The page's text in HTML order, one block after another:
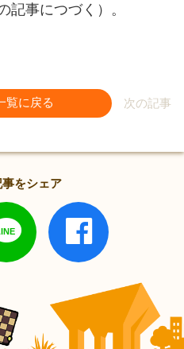
記事につづく）。
覧に戻る 次の記事
事をシェア